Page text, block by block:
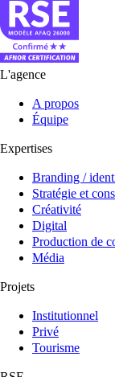
L'agence
A propos
Équipe
Expertises
Branding /
Stratégie et
Créativité
Digital
Production de
Média
Projets
Institutionnel
Privé
Tourisme